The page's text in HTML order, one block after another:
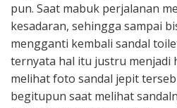
pun. Saat mabuk perjalanan
kesadaran, sehingga sampai
mengganti kembali sandal
ternyata hal itu justru menjadi
melihat foto sandal jepit
begitupun saat melihat